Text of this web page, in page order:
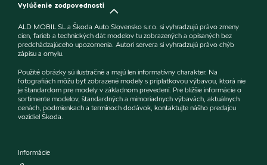
Vylúčenie zodpovednosti
ALD MOBIL SL a Škoda Auto Slovensko s.r.o. si vyhradzujú právo zmeny
cien, farieb a technických dát modelov tu zobrazených a opísaných bez
predchádzajúceho upozornenia. Autori servera si vyhradzujú právo chýb
zápisu a omylu.
Použité obrázky sú ilustračné a majú len informatívny charakter. Na
fotografiách môžu byť zobrazené modely s príplatkovou výbavou, ktorá nie
je štandardom pre modely v základnom prevedení. Pre bližšie informácie o
sortimente modelov, štandardných a mimoriadnych výbavách, aktuálnych
cenách, podmienkach a termínoch dodávok, kontaktujte nášho predajcu
vozidiel Škoda.
Informácie